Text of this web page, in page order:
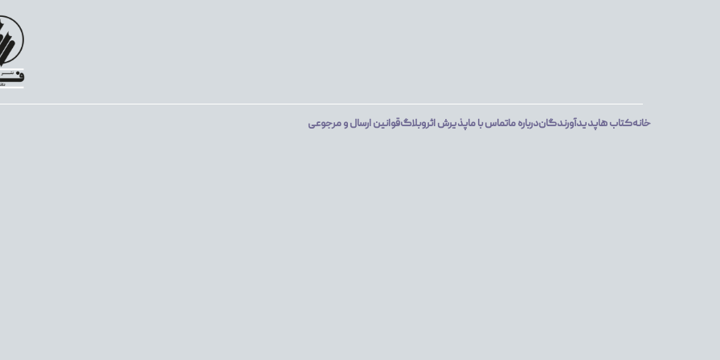
خانهکتاب هاپدیدآورندگاندرباره ماتماس با ماپذیرش اثروبلاگقوانین ارسال و مرجوعی